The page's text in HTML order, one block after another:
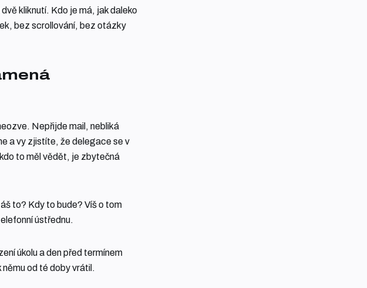
kliknutí. Kdo je má, jak daleko
bez scrollování, bez otázky
Nepřijde mail, nebliká
a vy zjistíte, že delegace se v
to měl vědět, je zbytečná
to? Kdy to bude? Víš o tom
ústřednu.
úkolu a den před termínem
od té doby vrátil.